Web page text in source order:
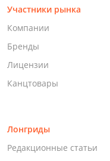
Участники рынка
Компании
Бренды
Лицензии
Канцтовары
Лонгриды
Редакционные статьи